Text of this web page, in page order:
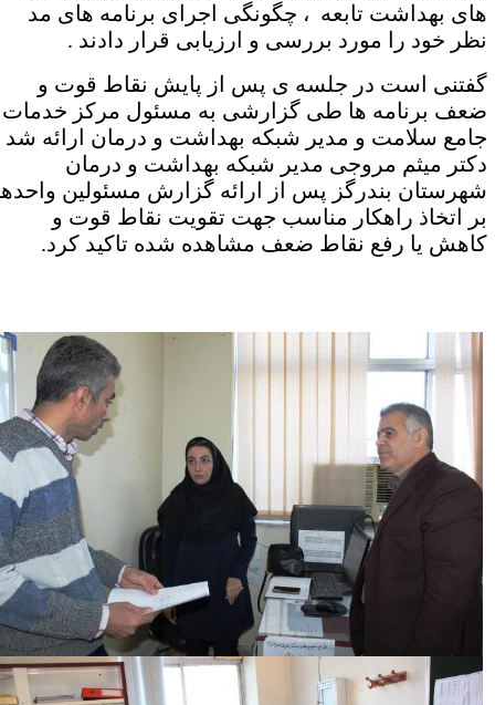
بهداشت تابعه ، چگونگی اجرای برنامه های مد
خود را مورد بررسی و ارزیابی قرار دادند .
است در جلسه ی پس از پایش نقاط قوت و
برنامه ها طی گزارشی به مسئول مرکز خدمات
سلامت و مدیر شبکه بهداشت و درمان ارائه شد .
میثم مروجی مدیر شبکه بهداشت و درمان
بندرگز پس از ارائه گزارش مسئولین واحدها
اتخاذ راهکار مناسب جهت تقویت نقاط قوت و
یا رفع نقاط ضعف مشاهده شده تاکید کرد.